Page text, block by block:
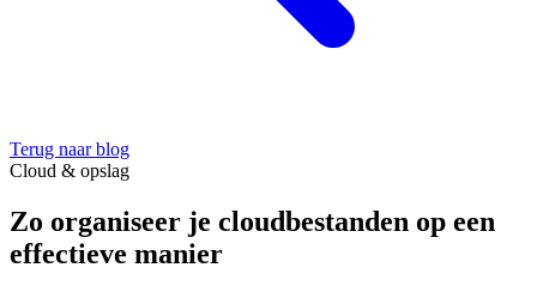
Terug naar blog
Cloud & opslag
Zo organiseer je cloudbestanden op een
effectieve manier